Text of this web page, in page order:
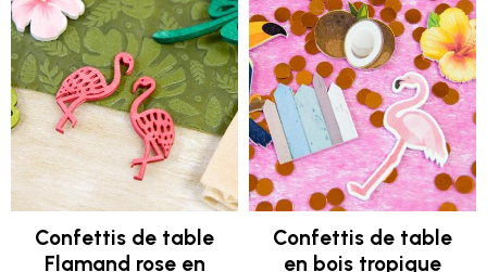
Confettis de table
Flamand rose en
Confettis de table
en bois tropique